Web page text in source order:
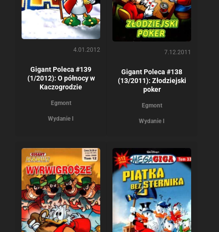
4.01.2012
Gigant Poleca #139
(1/2012): O północy w
Kaczogrodzie
Egmont
Wydanie I
7.12.2011
Gigant Poleca #138
(13/2011): Złodziejski
poker
Egmont
Wydanie I